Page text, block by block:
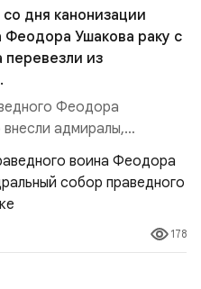
со дня канонизации
Феодора Ушакова раку с
из
Феодора
внесли адмиралы,
святого праведного
назад:Адмирал
командующий
(2001–2006
Комоедов,
флотом ВМФ России
178